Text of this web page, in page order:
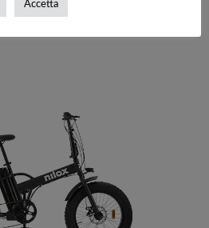
Accetta